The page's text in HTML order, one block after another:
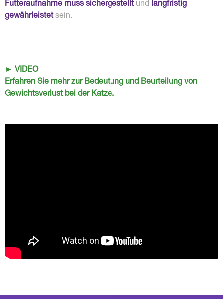
Futteraufnahme muss sichergestelltund langfristig
gewährleistetsein.
► VIDEO
Erfahren Sie mehr zur Bedeutung und Beurteilung von
Gewichtsverlust bei der Katze.